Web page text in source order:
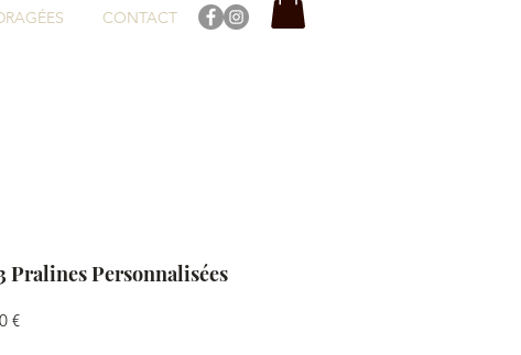
CONTACT
Pralines Personnalisées
€Prix